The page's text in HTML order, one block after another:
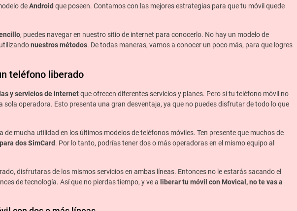
deAndroid que poseen. Contamos con las mejores estrategias para que tu móvil quede
, puedes navegar en nuestro sitio de internet para conocerlo. No hay un modelo de
nuestros métodos. De todas maneras, vamos a conocer un poco más, para que logres
teléfono liberado
y servicios de internetque ofrecen diferentes servicios y planes. Pero sí tu teléfono móvil no
sola operadora. Esto presenta una gran desventaja, ya que no puedes disfrutar de todo lo que
de mucha utilidad en los últimos modelos de teléfonos móviles. Ten presente que muchos de
dos SimCard. Por lo tanto, podrías tener dos o más operadoras en el mismo equipo al
disfrutaras de los mismos servicios en ambas líneas. Entonces no le estarás sacando el
de tecnología. Así que no pierdas tiempo, y ve a liberar tu móvil con Movical, no te vas a